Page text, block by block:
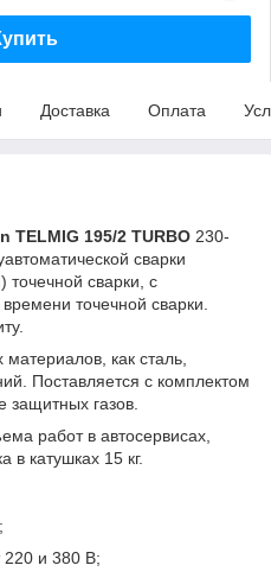
Доставка Оплата
TELMIG 195/2 TURBO 230-
сварки
точечной сварки, с
точечной сварки.
как сталь,
Поставляется с комплектом
защитных газов.
работ в автосервисах,
в катушках 15 кг.
220 и 380 В;